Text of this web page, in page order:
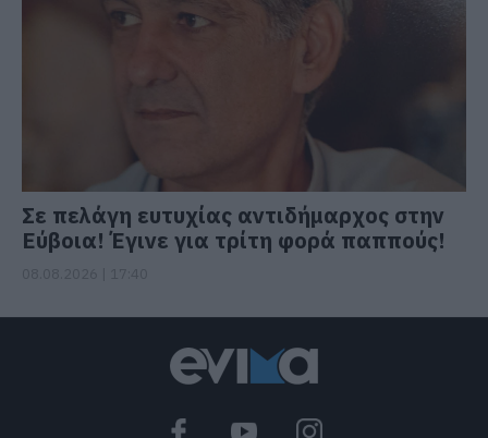
Σε πελάγη ευτυχίας αντιδήμαρχος στην
Εύβοια! Έγινε για τρίτη φορά παππούς!